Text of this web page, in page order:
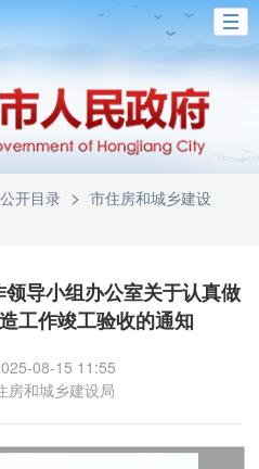
开目录 > 市住房和城乡建设
导小组办公室关于认真做
工作竣工验收的通知
08-15 11:55
房和城乡建设局